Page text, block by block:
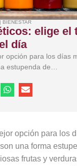
| BIENESTAR
elige el
día
opción para los días
estupenda de…
opción para los
una forma
frutas y